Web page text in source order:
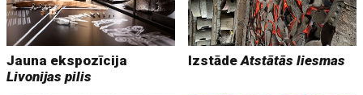
Jauna ekspozīcija
Livonijas pilis
IzstādeAtstātās liesmas